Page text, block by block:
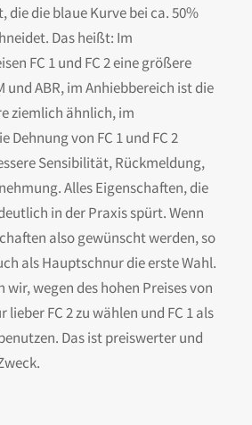
die die blaue Kurve bei ca. 50%
Das heißt: Im
FC 1 und FC 2 eine größere
und ABR, im Anhiebbereich ist die
ziemlich ähnlich, im
Dehnung von FC 1 und FC 2
Sensibilität, Rückmeldung,
Alles Eigenschaften, die
in der Praxis spürt. Wenn
also gewünscht werden, so
als Hauptschnur die erste Wahl.
wegen des hohen Preises von
lieber FC 2 zu wählen und FC 1 als
Das ist preiswerter und